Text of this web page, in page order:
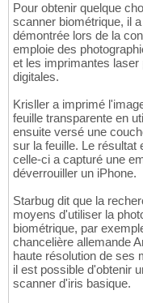
Pour obtenir quelque
scanner biométrique, il
démontrée lors de la
emploie des
et les imprimantes
digitales.
Krisller a imprimé
feuille transparente en
ensuite versé une
sur la feuille. Le résultat
celle-ci a capturé une
déverrouiller un iPhone.
Starbug dit que la
moyens d'utiliser la
biométrique, par
chancelière allemande
haute résolution de ses
il est possible d'obtenir
scanner d'iris basique.